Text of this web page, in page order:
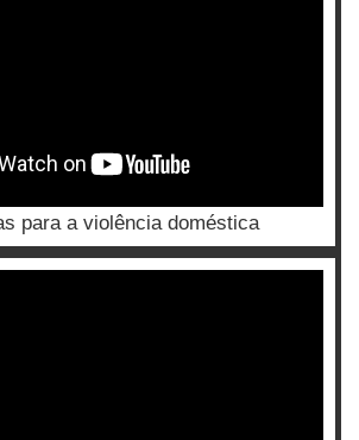
para a violência doméstica